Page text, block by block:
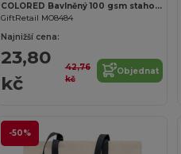
COLORED Bavlněný 100 gsm stahovací vak
GiftRetail MO8484
Najnižší cena:
23,80
kč
42,76
kč
Objednat
-50%